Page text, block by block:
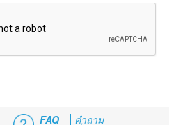
FAQ คำถาม